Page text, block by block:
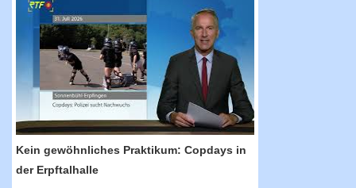
RTF.1-Nachrichten: Kein gewöhnliches
Praktikum: Copdays in der Erpftalhalle
Kein gewöhnliches Praktikum: Copdays in
der Erpftalhalle